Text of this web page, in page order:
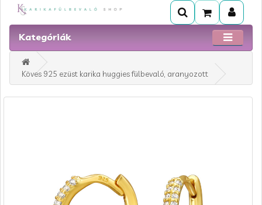
Kategóriák
Köves 925 ezüst karika huggies fülbevaló, aranyozott